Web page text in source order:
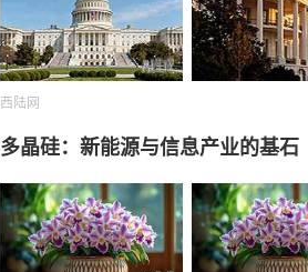
西陆网
多晶硅：新能源与信息产业的基石